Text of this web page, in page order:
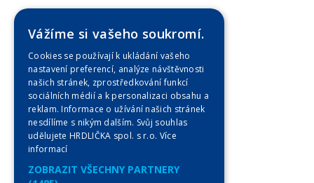
Vážíme si vašeho soukromí.
Cookies se používají k ukládání vašeho
nastavení preferencí, analýze návštěvnosti
našich stránek, zprostředkování funkcí
sociálních médií a k personalizaci obsahu a
reklam. Informace o užívání našich stránek
nesdílíme s nikým dalším. Svůj souhlas
udělujete HRDLIČKA spol. s r.o. Více
informací
ZOBRAZIT VŠECHNY PARTNERY